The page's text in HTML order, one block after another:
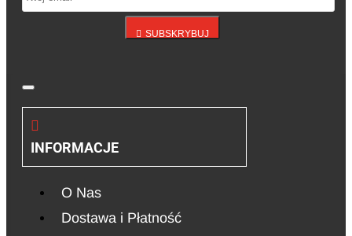
SUBSKRYBUJ
INFORMACJE
O Nas
Dostawa i Płatność